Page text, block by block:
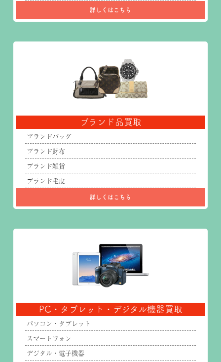
詳しくはこちら
ブランド品買取
ブランドバッグ
ブランド財布
ブランド雑貨
ブランド毛皮
詳しくはこちら
PC・タブレット・デジタル機器買取
パソコン・タブレット
スマートフォン
デジタル・電子機器